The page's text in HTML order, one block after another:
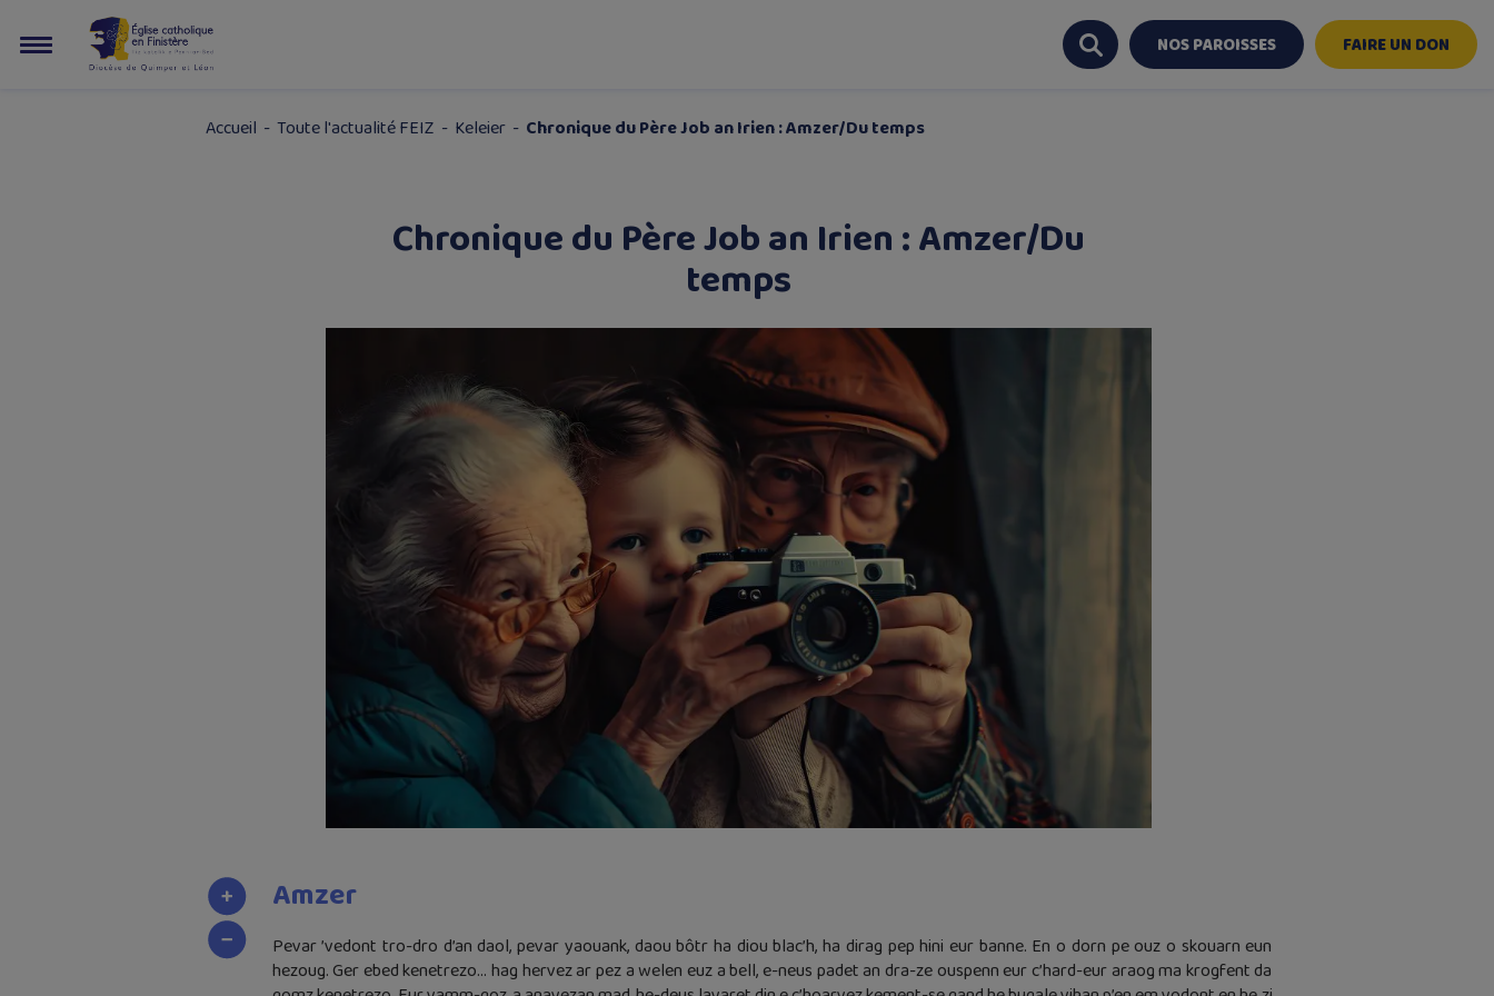
NOS PAROISSES FAIRE UN DON
Accueil - Toute l'actualité FEIZ - Keleier- Chronique du Père Job an Irien : Amzer/Du temps
Chronique du Père Job an Irien : Amzer/Du
temps
Amzer
Pevar ’vedont tro-dro d’an daol, pevar yaouank, daou bôtr ha diou blac’h, ha dirag pep hini eur banne. En o dorn pe ouz o skouarn eun
hezoug. Ger ebed kenetrezo… hag hervez ar pez a welen euz a bell, e-neus padet an dra-ze ouspenn eur c’hard-eur araog ma krogfent da